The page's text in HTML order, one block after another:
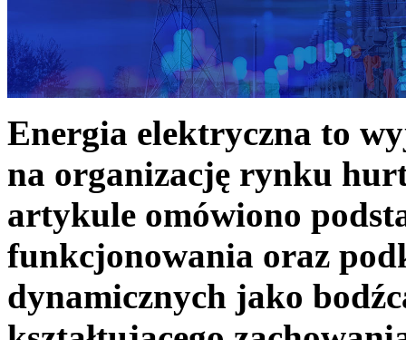
Energia elektryczna to
na organizację rynku
artykule omówiono
funkcjonowania oraz
dynamicznych jako